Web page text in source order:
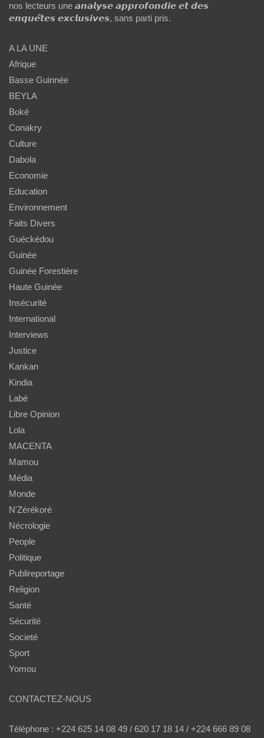
nos lecteurs une 𝙖𝙣𝙖𝙡𝙮𝙨𝙚 𝙖𝙥𝙥𝙧𝙤𝙛𝙤𝙣𝙙𝙞𝙚 𝙚𝙩 𝙙𝙚𝙨
𝙚𝙣𝙦𝙪𝙚̂𝙩𝙚𝙨 𝙚𝙭𝙘𝙡𝙪𝙨𝙞𝙫𝙚𝙨, sans parti pris.
A LA UNE
Afrique
Basse Guinnée
BEYLA
Boké
Conakry
Culture
Dabola
Economie
Education
Environnement
Faits Divers
Guéckédou
Guinée
Guinée Forestière
Haute Guinée
Insécurité
International
Interviews
Justice
Kankan
Kindia
Labé
Libre Opinion
Lola
MACENTA
Mamou
Média
Monde
N'Zérékoré
Nécrologie
People
Politique
Publireportage
Religion
Santé
Sécurité
Societé
Sport
Yomou
CONTACTEZ-NOUS
Téléphone : +224 625 14 08 49 / 620 17 18 14 / +224 666 89 08